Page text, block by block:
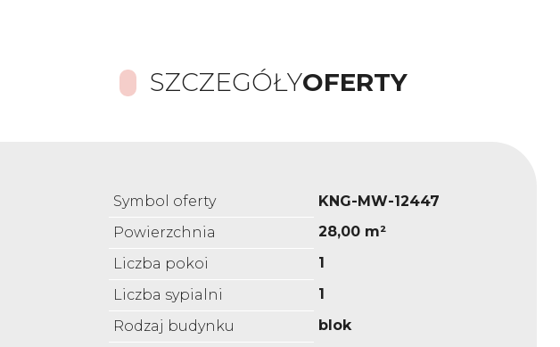
SZCZEGÓŁYOFERTY
Symbol oferty
KNG-MW-12447
Powierzchnia
28,00 m²
Liczba pokoi
1
Liczba sypialni
1
Rodzaj budynku
blok